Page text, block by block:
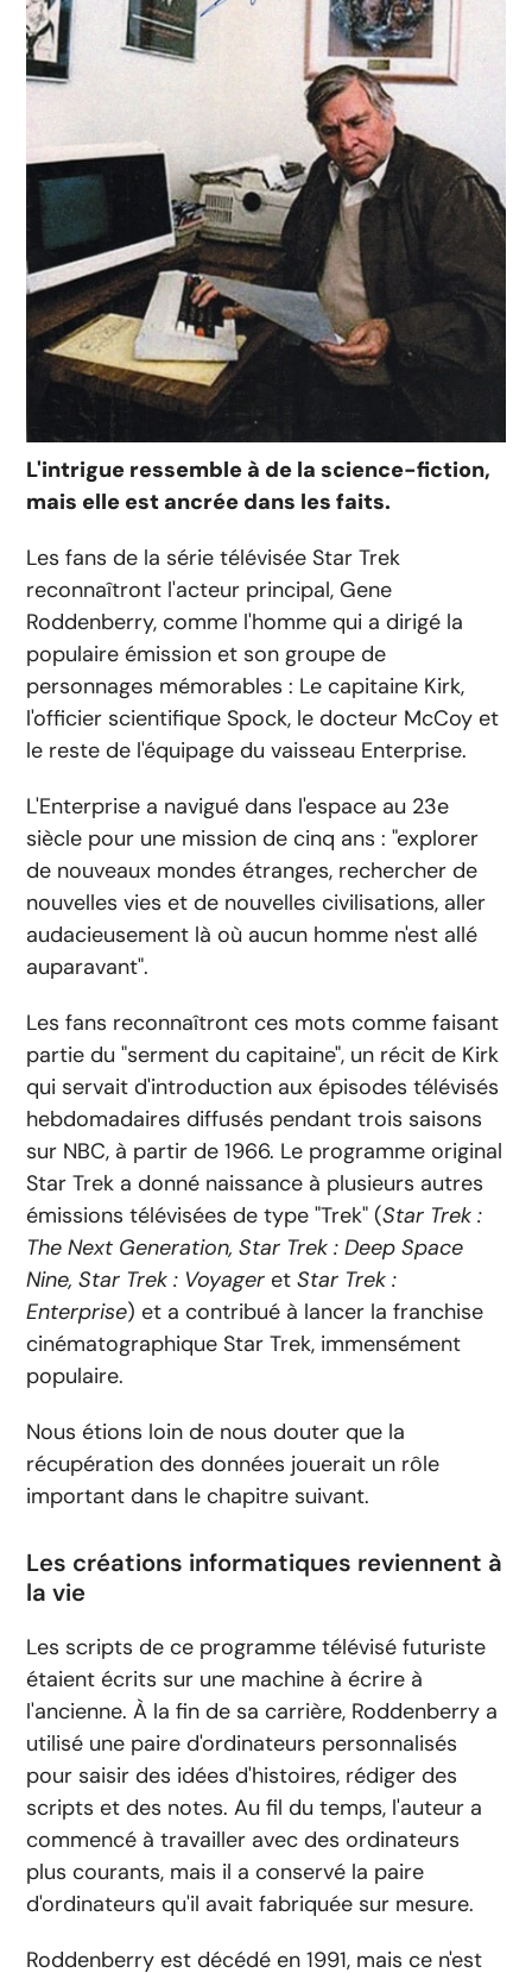
L'intrigue ressemble à de la science-fiction,
mais elle est ancrée dans les faits.
Les fans de la série télévisée Star Trek
reconnaîtront l'acteur principal, Gene
Roddenberry, comme l'homme qui a dirigé la
populaire émission et son groupe de
personnages mémorables : Le capitaine Kirk,
l'officier scientifique Spock, le docteur McCoy et
le reste de l'équipage du vaisseau Enterprise.
L'Enterprise a navigué dans l'espace au 23e
siècle pour une mission de cinq ans : "explorer
de nouveaux mondes étranges, rechercher de
nouvelles vies et de nouvelles civilisations, aller
audacieusement là où aucun homme n'est allé
auparavant".
Les fans reconnaîtront ces mots comme faisant
partie du "serment du capitaine", un récit de Kirk
qui servait d'introduction aux épisodes télévisés
hebdomadaires diffusés pendant trois saisons
sur NBC, à partir de 1966. Le programme original
Star Trek a donné naissance à plusieurs autres
émissions télévisées de type "Trek" (Star Trek :
The Next Generation, Star Trek : Deep Space
Nine, Star Trek : Voyager et Star Trek :
Enterprise) et a contribué à lancer la franchise
cinématographique Star Trek, immensément
populaire.
Nous étions loin de nous douter que la
récupération des données jouerait un rôle
important dans le chapitre suivant.
Les créations informatiques reviennent à
la vie
Les scripts de ce programme télévisé futuriste
étaient écrits sur une machine à écrire à
l'ancienne. À la fin de sa carrière, Roddenberry a
utilisé une paire d'ordinateurs personnalisés
pour saisir des idées d'histoires, rédiger des
scripts et des notes. Au fil du temps, l'auteur a
commencé à travailler avec des ordinateurs
plus courants, mais il a conservé la paire
d'ordinateurs qu'il avait fabriquée sur mesure.
Roddenberry est décédé en 1991, mais ce n'est